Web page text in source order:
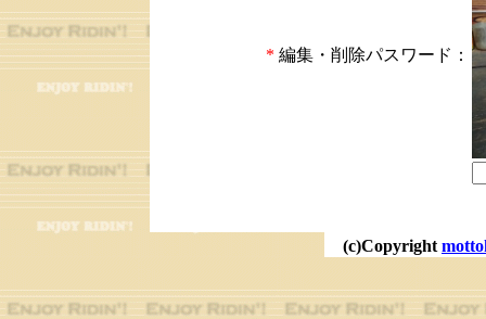
* 編集・削除パスワード：
(c)Copyright